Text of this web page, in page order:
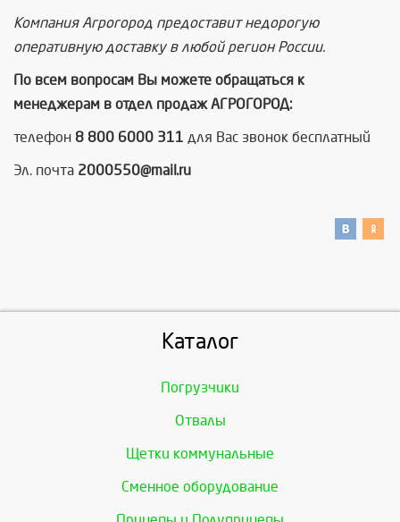
Компания Агрогород предоставит недорогую
оперативную доставку в любой регион России.
По всем вопросам Вы можете обращаться к
менеджерам в отдел продаж АГРОГОРОД:
телефон 8 800 6000 311 для Вас звонок бесплатный
Эл. почта 2000550@mail.ru
Каталог
Погрузчики
Отвалы
Щетки коммунальные
Сменное оборудование